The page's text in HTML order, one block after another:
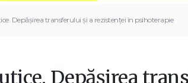
Depăşirea transferului şi a rezistenţei în psihoterapie
Depăşirea